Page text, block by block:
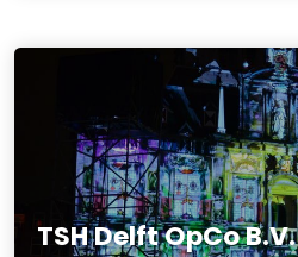
TSH Delft OpCo B.V.